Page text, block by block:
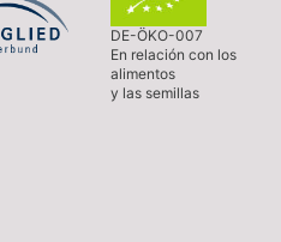
DE-ÖKO-007
En relación con los
alimentos
y las semillas